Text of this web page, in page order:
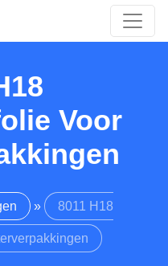
Voor
» 8011 H18